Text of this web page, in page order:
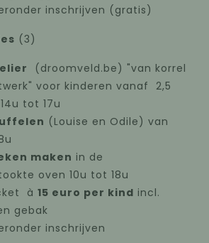
inschrijven (gratis)
(3)
(droomveld.be) "van korrel
voor kinderen vanaf 2,5
tot 17u
(Louise en Odile) van
maken in de
oven 10u tot 18u
à 15 euro per kind incl.
gebak
inschrijven